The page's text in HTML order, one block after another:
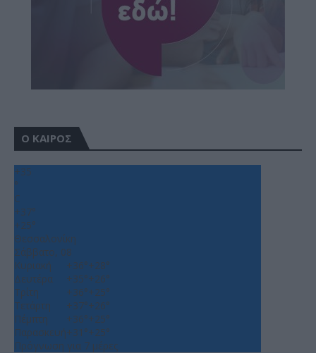
Ο ΚΑΙΡΟΣ
+35
°
C
+37°
+25°
Θεσσαλονίκη
Σάββατο, 08
Κυριακή
+36°+28°
Δευτέρα
+35°+26°
Τρίτη
+36°+25°
Τετάρτη
+37°+26°
Πέμπτη
+36°+25°
Παρασκευή+31°+25°
Πρόγνωση για 7 μέρες